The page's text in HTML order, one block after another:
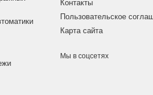
Контакты
Пользовательское
Карта сайта
Мы в соцсетях